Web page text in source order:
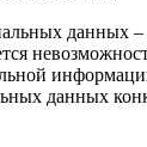
данных –
данных